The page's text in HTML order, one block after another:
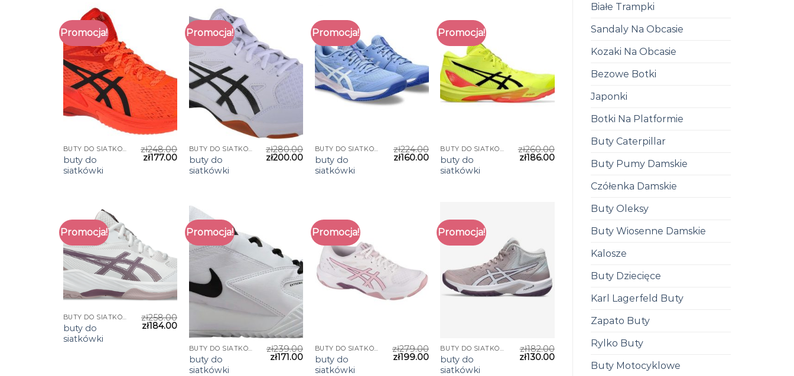
Białe Trampki
Sandaly Na Obcasie
Kozaki Na Obcasie
Bezowe Botki
Japonki
Botki Na Platformie
Buty Caterpillar
Buty Pumy Damskie
Czółenka Damskie
Buty Oleksy
Buty Wiosenne Damskie
Kalosze
Buty Dziecięce
Karl Lagerfeld Buty
Zapato Buty
Rylko Buty
Buty Motocyklowe
Promocja!
BUTY DO SIATKÓWKI
buty do
siatkówki
zł248.00
zł177.00
Promocja!
BUTY DO SIATKÓWKI
buty do
siatkówki
zł280.00
zł200.00
Promocja!
BUTY DO SIATKÓWKI
buty do
siatkówki
zł224.00
zł160.00
Promocja!
BUTY DO SIATKÓWKI
buty do
siatkówki
zł260.00
zł186.00
Promocja!
BUTY DO SIATKÓWKI
buty do
siatkówki
zł258.00
zł184.00
Promocja!
BUTY DO SIATKÓWKI
buty do
siatkówki
zł239.00
zł171.00
Promocja!
BUTY DO SIATKÓWKI
buty do
siatkówki
zł279.00
zł199.00
Promocja!
BUTY DO SIATKÓWKI
buty do
siatkówki
zł182.00
zł130.00